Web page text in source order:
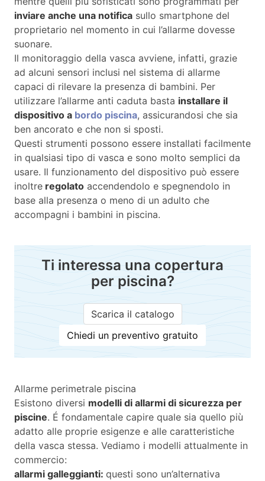
inviare anche una notifica sullo smartphone del
proprietario nel momento in cui l’allarme dovesse
suonare.
Il monitoraggio della vasca avviene, infatti, grazie
ad alcuni sensori inclusi nel sistema di allarme
capaci di rilevare la presenza di bambini. Per
utilizzare l’allarme anti caduta basta installare il
dispositivo a bordo piscina, assicurandosi che sia
ben ancorato e che non si sposti.
Questi strumenti possono essere installati facilmente
in qualsiasi tipo di vasca e sono molto semplici da
usare. Il funzionamento del dispositivo può essere
inoltre regolato accendendolo e spegnendolo in
base alla presenza o meno di un adulto che
accompagni i bambini in piscina.
Ti interessa una copertura
per piscina?
Scarica il catalogo
Chiedi un preventivo gratuito
Allarme perimetrale piscina
Esistono diversi modelli di allarmi di sicurezza per
piscine. É fondamentale capire quale sia quello più
adatto alle proprie esigenze e alle caratteristiche
della vasca stessa. Vediamo i modelli attualmente in
commercio:
allarmi galleggianti: questi sono un’alternativa